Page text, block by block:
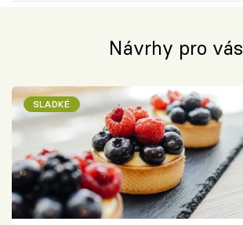
Návrhy pro vás
SLADKÉ